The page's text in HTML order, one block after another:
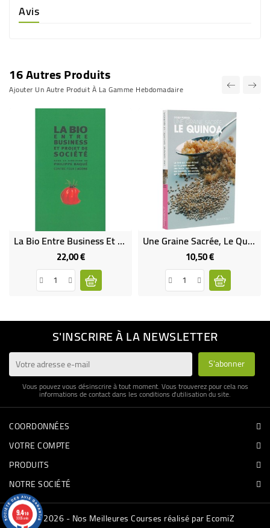
Avis
16 Autres Produits
Ajouter Un Autre Produit À La Gamme Hebdomadaire
La Bio Entre Business Et Projet De Société (livre)
22,00 €Prix
Une Graine Sacrée, Le Quinoa
10,50 €Prix
S'INSCRIRE À LA NEWSLETTER
Vous pouvez vous désinscrire à tout moment. Vous trouverez pour cela nos
informations de contact dans les conditions d'utilisation du site.
COORDONNÉES
VOTRE COMPTE
PRODUITS
NOTRE SOCIÉTÉ
© 2026 - Nos Meilleures Courses réalisé par EcomiZ
9.4/10
3335 avis